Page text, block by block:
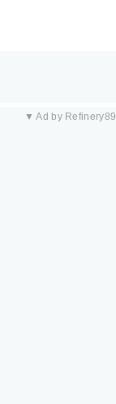
▼ Ad by Refinery89